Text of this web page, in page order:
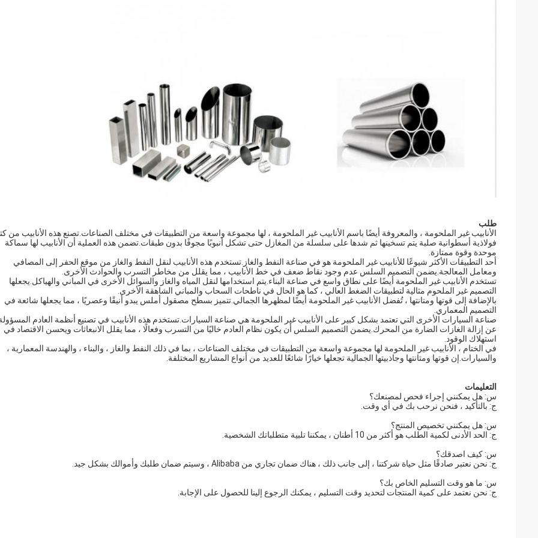
طلب
الأنابيب غير الملحومة ، والمعروفة أيضًا باسم الأنابيب غير الملحومة ، لها مجموعة واسعة من التطبيقات في مختلف الصناعات.تصنع هذه الأنابيب من
فولاذية أسطوانية صلبة يتم تسخينها ثم شدها على سلسلة من المغازل حتى تشكل أنبوبًا مجوفًا بدون طبقات.تضمن هذه العملية أن الأنابيب لها سماكة
موحدة وقوة ممتازة.
أحد التطبيقات الأكثر شيوعًا للأنابيب غير الملحومة هو في صناعة النفط والغاز.تستخدم هذه الأنابيب لنقل النفط والغاز من موقع الحفر إلى المصافي
ومعامل المعالجة.يضمن التصميم السلس عدم وجود نقاط ضعف في خط الأنابيب ، مما يقلل من مخاطر التسرب والحوادث الأخرى.
تستخدم الأنابيب غير الملحومة أيضًا على نطاق واسع في صناعة البناء.يتم استخدامها لنقل المياه والغاز والسوائل الأخرى في المباني والهياكل.يجعلها
التصميم غير الملحوم مثالية لتطبيقات الضغط العالي ، كما هو الحال في ناطحات السحاب والمباني الشاهقة الأخرى.
بالإضافة إلى قوتها ومتانتها ، تُفضل الأنابيب غير الملحومة أيضًا لمظهرها الجمالي.تتميز بسطح مصقول أملس يبدو أنيقًا وعصريًا ، مما يجعلها شائعة في
التصميم المعماري.
صناعة السيارات الأخرى التي تعتمد بشكل كبير على الأنابيب غير الملحومة هي صناعة السيارات.تستخدم هذه الأنابيب في تصنيع أنظمة العادم
عن إزالة الغازات الضارة من المحرك.يضمن التصميم السلس أن يكون نظام العادم خاليًا من التسرب وفعالًا ، مما يقلل الانبعاثات ويحسن الاقتصاد في
استهلاك الوقود.
في الختام ، الأنابيب غير الملحومة لها مجموعة واسعة من التطبيقات في مختلف الصناعات ، بما في ذلك النفط والغاز ، والبناء ، والهندسة المعمارية ،
والسيارات.إن قوتها ومتانتها وجاذبيتها الجمالية تجعلها خيارًا شائعًا للعديد من أنواع المشاريع المختلفة.
التعليمات
س: هل يمكنني إجراء فحص لمصنعك؟
ج: بالتأكيد ، فنحن نرحب بك في أي وقت.
س: هل يمكنني تخصيص المنتج؟
ج: الحد الأدنى لكمية الطلب هو أكثر من 10 أطنان ، يمكننا تلبية متطلباتك الشخصية.
س: كيف اصدقك؟
ج: نحن نعتبر صادقًا مثل حياة شركتنا ، إلى جانب ذلك ، هناك ضمان تجاري من Alibaba ، وسيتم ضمان طلبك وأموالك بشكل جيد.
س: ما هو وقت التسليم الخاص بك؟
ج: نحن نعتمد على كمية المنتجات لتحديد وقت التسليم ، يمكنك الرجوع إلينا للحصول على الإجابة.